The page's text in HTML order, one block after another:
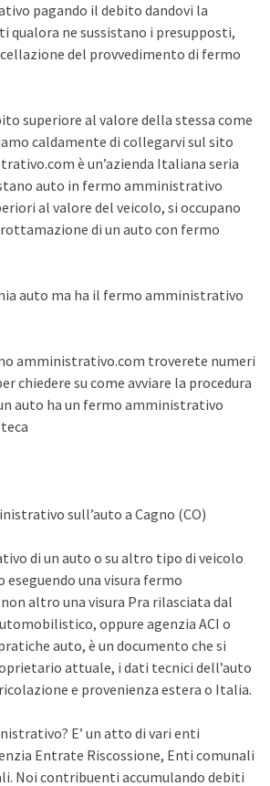
pagando il debito dandovi la
qualora ne sussistano i presupposti,
del provvedimento di fermo
superiore al valore della stessa come
caldamente di collegarvi sul sito
è un’azienda Italiana seria
auto in fermo amministrativo
al valore del veicolo, si occupano
di un auto con fermo
auto ma ha il fermo amministrativo
amministrativo.com troverete numeri
chiedere su come avviare la procedura
auto ha un fermo amministrativo
sull’auto a Cagno (CO)
di un auto o su altro tipo di veicolo
eseguendo una visura fermo
altro una visura Pra rilasciata dal
oppure agenzia ACI o
auto, è un documento che si
attuale, i dati tecnici dell’auto
e provenienza estera o Italia.
E’ un atto di vari enti
Entrate Riscossione, Enti comunali
Noi contribuenti accumulando debiti